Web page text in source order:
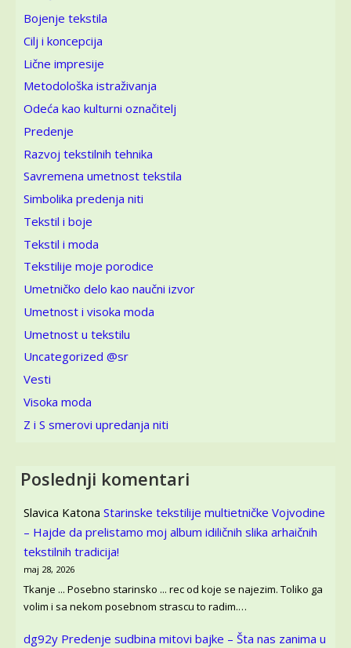
Bojenje tekstila
Cilj i koncepcija
Lične impresije
Metodološka istraživanja
Odeća kao kulturni označitelj
Predenje
Razvoj tekstilnih tehnika
Savremena umetnost tekstila
Simbolika predenja niti
Tekstil i boje
Tekstil i moda
Tekstilije moje porodice
Umetničko delo kao naučni izvor
Umetnost i visoka moda
Umetnost u tekstilu
Uncategorized @sr
Vesti
Visoka moda
Z i S smerovi upredanja niti
Poslednji komentari
Slavica Katona Starinske tekstilije multietničke Vojvodine
– Hajde da prelistamo moj album idiličnih slika arhaičnih
tekstilnih tradicija!
maj 28, 2026
Tkanje ... Posebno starinsko ... rec od koje se najezim. Toliko ga
volim i sa nekom posebnom strascu to radim.…
dg92y Predenje sudbina mitovi bajke – Šta nas zanima u